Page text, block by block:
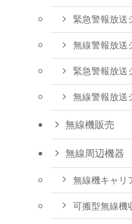
緊急警報放送
無線警報放送
緊急警報放送
無線警報放送
無線機販売
無線周辺機器
無線機キャリ
可搬型無線機